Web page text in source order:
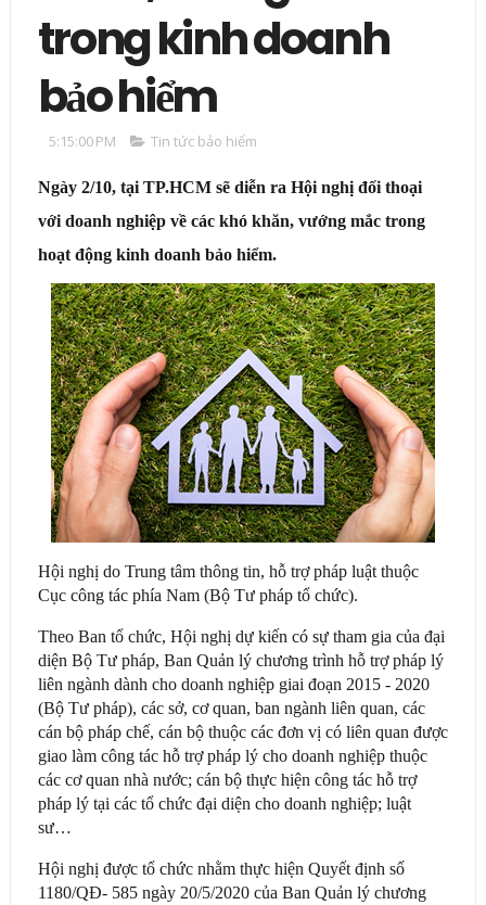
trong kinh doanh
bảo hiểm
5:15:00 PM Tin tức bảo hiểm
Ngày 2/10, tại TP.HCM sẽ diễn ra Hội nghị đối thoại
với doanh nghiệp về các khó khăn, vướng mắc trong
hoạt động kinh doanh bảo hiểm.
Hội nghị do Trung tâm thông tin, hỗ trợ pháp luật thuộc
Cục công tác phía Nam (Bộ Tư pháp tổ chức).
Theo Ban tổ chức, Hội nghị dự kiến có sự tham gia của đại
diện Bộ Tư pháp, Ban Quản lý chương trình hỗ trợ pháp lý
liên ngành dành cho doanh nghiệp giai đoạn 2015 - 2020
(Bộ Tư pháp), các sở, cơ quan, ban ngành liên quan, các
cán bộ pháp chế, cán bộ thuộc các đơn vị có liên quan được
giao làm công tác hỗ trợ pháp lý cho doanh nghiệp thuộc
các cơ quan nhà nước; cán bộ thực hiện công tác hỗ trợ
pháp lý tại các tổ chức đại diện cho doanh nghiệp; luật
sư…
Hội nghị được tổ chức nhằm thực hiện Quyết định số
1180/QĐ- 585 ngày 20/5/2020 của Ban Quản lý chương